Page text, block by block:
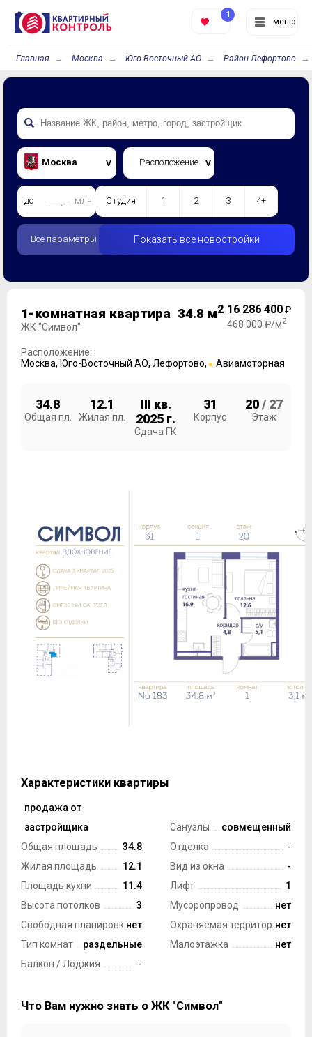
меню
1
Главная Москва Юго-Восточный АО Район Лефортово
Москва Расположение
до млн. Студия 1 2 3 4+
Все параметры Показать все новостройки
1-комнатная квартира 34.8 м2
ЖК "Символ"
16 286 400₽
468 000 ₽/м2
Расположение:
Москва, Юго-Восточный АО, Лефортово, Авиамоторная
34.8
Общая пл.
12.1
Жилая пл.
III кв.
2025 г.
Сдача ГК
31
Корпус
20/ 27
Этаж
Характеристики квартиры
Тип сделки
продажа от
застройщика
Общая площадь
34.8
Жилая площадь
12.1
Площадь кухни
11.4
Высота потолков
3
Свободная планировканет
Тип комнат
раздельные
Балкон / Лоджия
-
Санузлы
совмещенный
Отделка
-
Вид из окна
-
Лифт
1
Мусоропровод
нет
Охраняемая территориянет
Малоэтажка
нет
Что Вам нужно знать о ЖК "Символ"